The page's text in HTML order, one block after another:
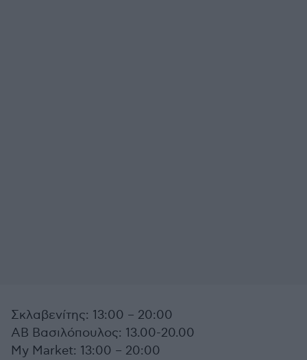
Σκλαβενίτης: 13:00 – 20:00
ΑΒ Βασιλόπουλος: 13.00-20.00
My Market: 13:00 – 20:00